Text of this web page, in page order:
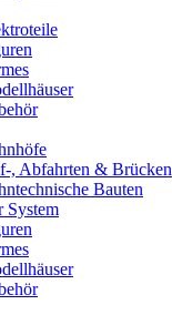
, Abfahrten & Brücken
Bauten
System